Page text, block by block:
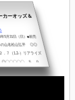
カーオッズ＆
5月31日（日）■前売
ロの山名松山弘平 ◎◎
（1.2-）リアライズ
◎〇〇〇〇〇 ５．０